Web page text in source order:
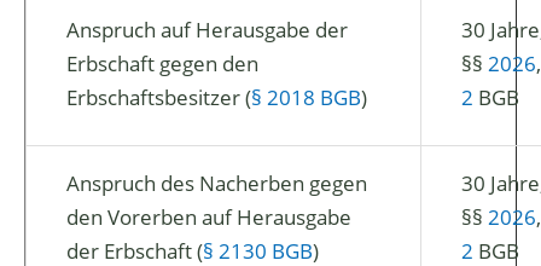
Anspruch auf Herausgabe der
Erbschaft gegen den
Erbschaftsbesitzer (§ 2018 BGB)
30
§§ 2026
2 BGB
Anspruch des Nacherben gegen
den Vorerben auf Herausgabe
der Erbschaft (§ 2130 BGB)
30
§§ 2026
2 BGB